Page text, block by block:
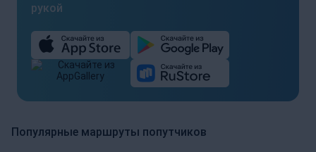
рукой
Популярные маршруты попутчиков